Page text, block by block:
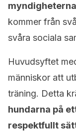
myndigheterna,
kommer från
svåra sociala
Huvudsyftet
människor att
träning. Detta
hundarna på
respektfullt